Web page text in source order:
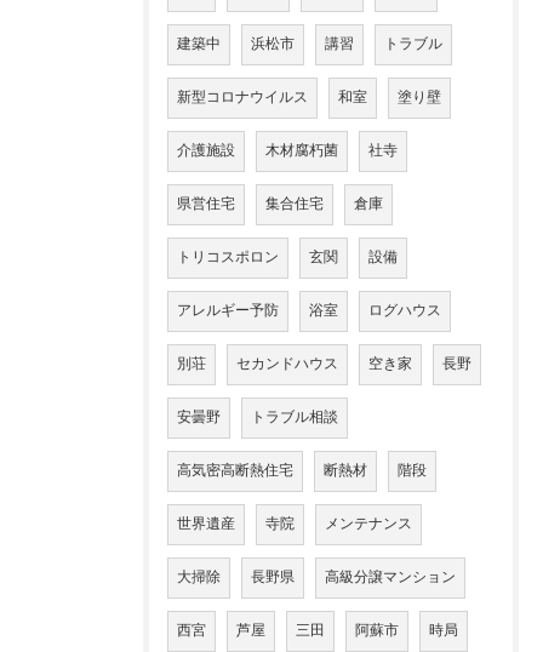
建築中 浜松市 講習 トラブル
新型コロナウイルス 和室 塗り壁
介護施設 木材腐朽菌 社寺
県営住宅 集合住宅 倉庫
トリコスポロン 玄関 設備
アレルギー予防 浴室 ログハウス
別荘 セカンドハウス 空き家 長野
安曇野 トラブル相談
高気密高断熱住宅 断熱材 階段
世界遺産 寺院 メンテナンス
大掃除 長野県 高級分譲マンション
西宮 芦屋 三田 阿蘇市 時局